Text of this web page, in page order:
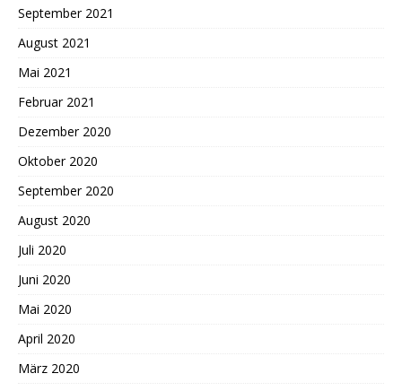
September 2021
August 2021
Mai 2021
Februar 2021
Dezember 2020
Oktober 2020
September 2020
August 2020
Juli 2020
Juni 2020
Mai 2020
April 2020
März 2020